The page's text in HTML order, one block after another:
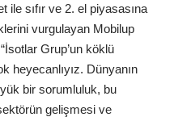
ile sıfır ve 2. el piyasasına
vurgulayan Mobilup
Grup’un köklü
heyecanlıyız. Dünyanın
bir sorumluluk, bu
gelişmesi ve